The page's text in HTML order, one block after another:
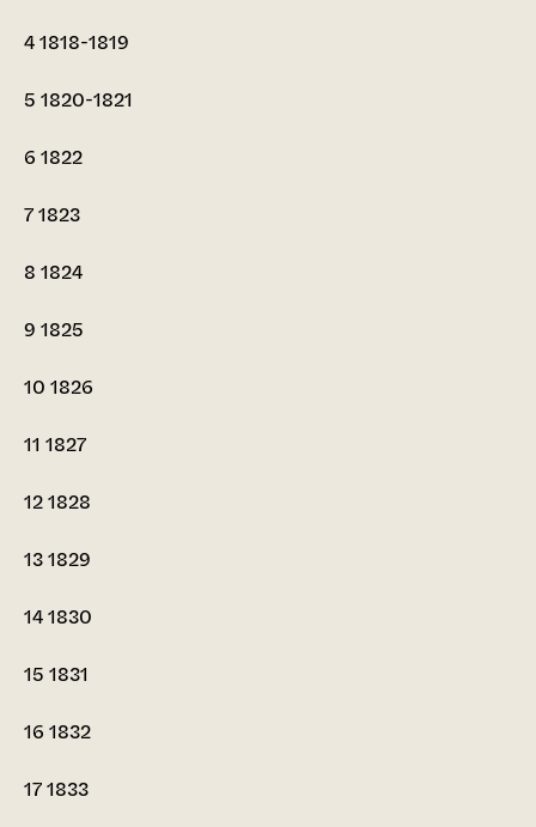
41818-1819
5 1820-1821
6 1822
71823
8 1824
9 1825
10 1826
11 1827
121828
131829
141830
15 1831
16 1832
171833